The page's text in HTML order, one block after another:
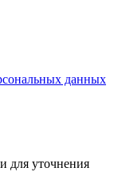
данных
для уточнения